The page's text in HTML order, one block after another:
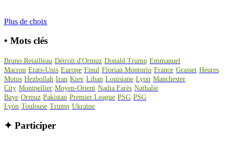
Plus de choix
• Mots clés
Bruno Retailleau Détroit d'Ormuz Donald Trump Emmanuel
Macron Etats-Unis Europe Finul Florian Montorio France Grasset Heures
Motos Hezbollah Iran Kiev Liban Louisiane Lyon Manchester
City Montpellier Moyen-Orient Nadia Farès Nathalie
Baye Ormuz Pakistan Premier League PSG PSG
Lyon Toulouse Trump Ukraine
✦ Participer